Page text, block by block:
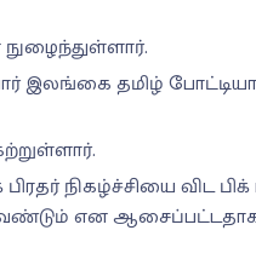
இலங்கை தமிழ்
நிகழ்ச்சியை விட
என ஆசைப்பட்டதாகக்